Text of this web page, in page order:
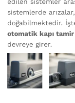
edilen sistemler
sistemlerde
doğabilmektedir.
otomatik kapı
devreye girer.